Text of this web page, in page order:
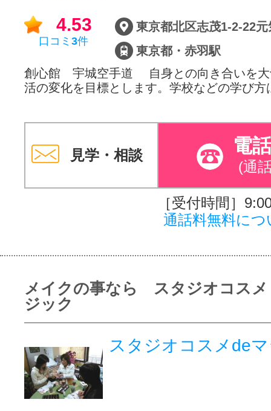
4.53
口コミ 3件
東京都北区志茂1-2-22
東京都・赤羽駅
創心館 宇城空手道 自身との向き合いを大
活の変化を目標とします。学校などの学び
見学・相談 電
(通
［受付時間］
通話料無料につ
メイクの事なら スタジオコスメ
ジック
スタジオコスメde